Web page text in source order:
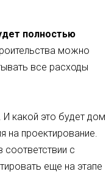
полностью
можно
все расходы
какой это будет дом
на проектирование.
с
еще на этапе